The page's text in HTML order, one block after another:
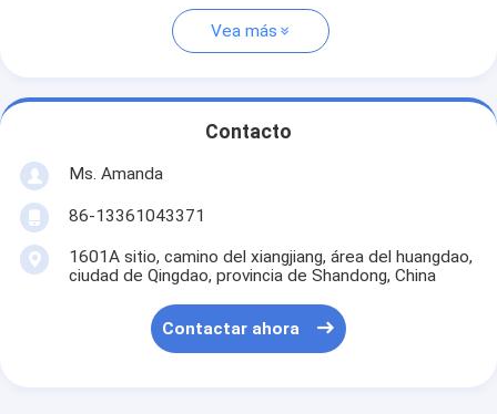
Vea más
Contacto
Ms. Amanda
86-13361043371
1601A sitio, camino del xiangjiang, área del huangdao,
ciudad de Qingdao, provincia de Shandong, China
Contactar ahora